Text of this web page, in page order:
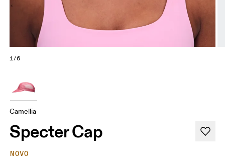
1/6
Camellia
Specter Cap
NOVO